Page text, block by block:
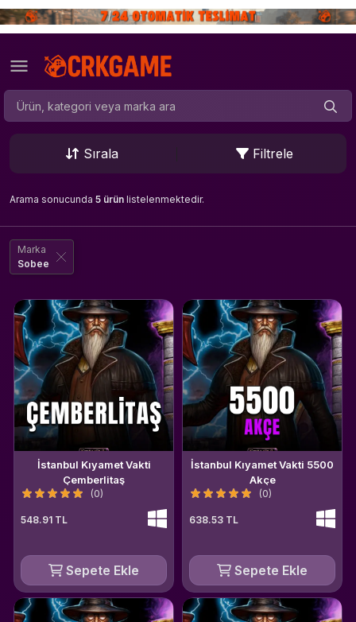
Sırala Filtrele
Arama sonucunda 5 ürün listelenmektedir.
Marka
Sobee
İstanbul Kıyamet Vakti
Çemberlitaş
(0)
548.91 TL
Sepete Ekle
İstanbul Kıyamet Vakti 5500
Akçe
(0)
638.53 TL
Sepete Ekle